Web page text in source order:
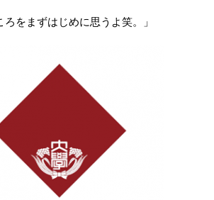
ろをまずはじめに思うよ笑。」